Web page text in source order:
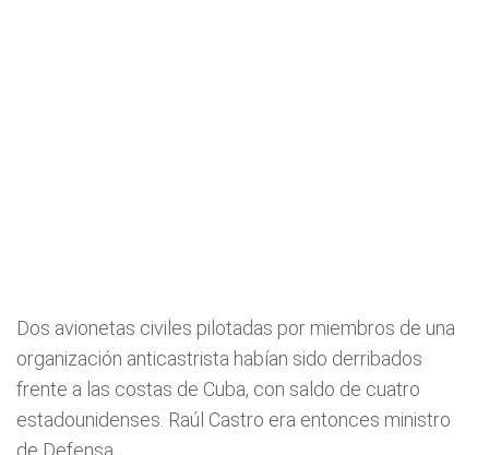
Dos avionetas civiles pilotadas por miembros de una
organización anticastrista habían sido derribados
frente a las costas de Cuba, con saldo de cuatro
estadounidenses. Raúl Castro era entonces ministro
de Defensa.